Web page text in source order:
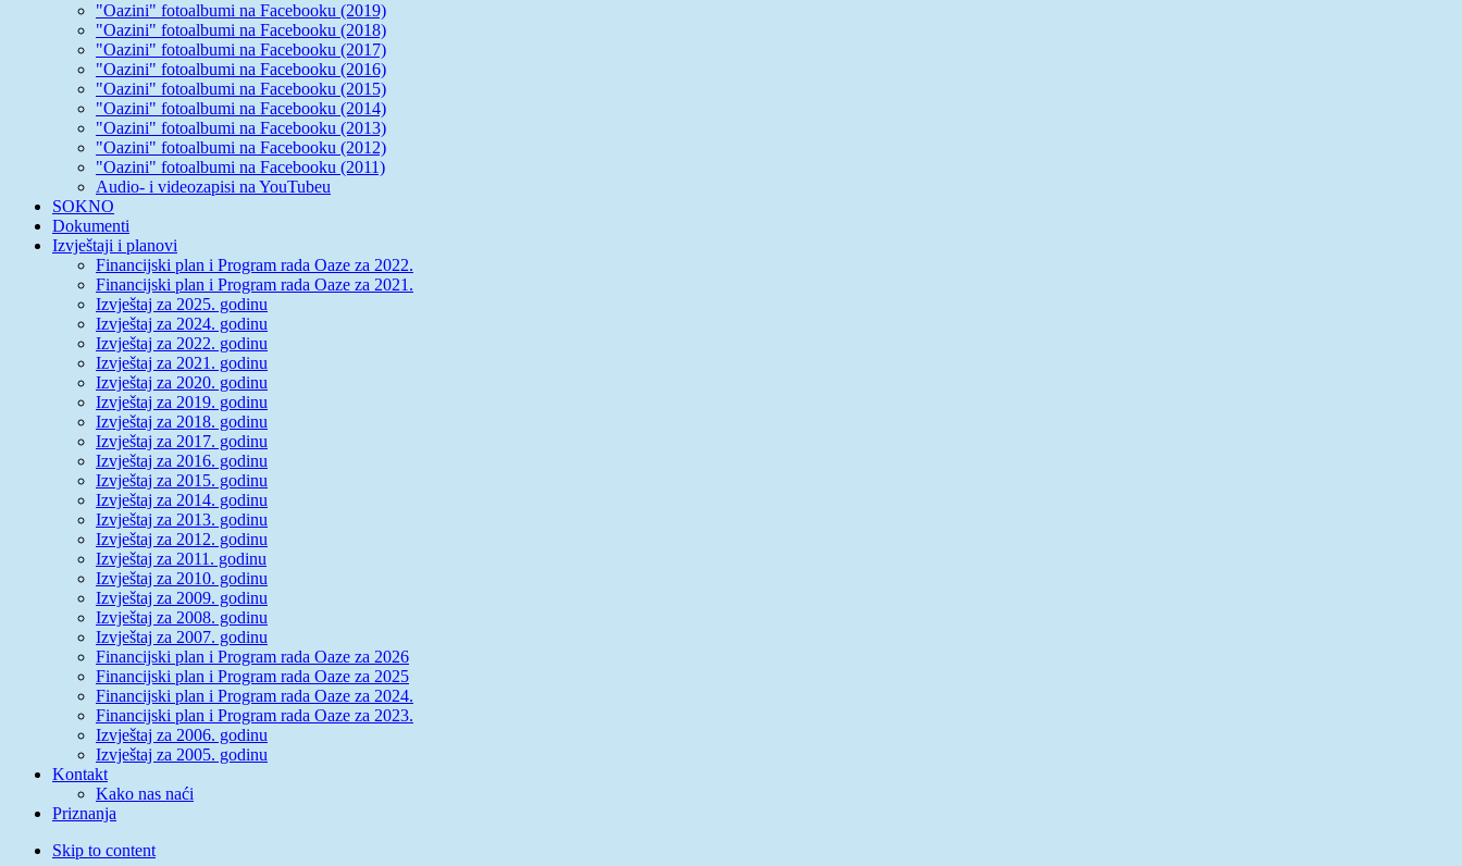
"Oazini" fotoalbumi na Facebooku (2019)
"Oazini" fotoalbumi na Facebooku (2018)
"Oazini" fotoalbumi na Facebooku (2017)
"Oazini" fotoalbumi na Facebooku (2016)
"Oazini" fotoalbumi na Facebooku (2015)
"Oazini" fotoalbumi na Facebooku (2014)
"Oazini" fotoalbumi na Facebooku (2013)
"Oazini" fotoalbumi na Facebooku (2012)
"Oazini" fotoalbumi na Facebooku (2011)
Audio- i videozapisi na YouTubeu
SOKNO
Dokumenti
Izvještaji i planovi
Financijski plan i Program rada Oaze za 2022.
Financijski plan i Program rada Oaze za 2021.
Izvještaj za 2025. godinu
Izvještaj za 2024. godinu
Izvještaj za 2022. godinu
Izvještaj za 2021. godinu
Izvještaj za 2020. godinu
Izvještaj za 2019. godinu
Izvještaj za 2018. godinu
Izvještaj za 2017. godinu
Izvještaj za 2016. godinu
Izvještaj za 2015. godinu
Izvještaj za 2014. godinu
Izvještaj za 2013. godinu
Izvještaj za 2012. godinu
Izvještaj za 2011. godinu
Izvještaj za 2010. godinu
Izvještaj za 2009. godinu
Izvještaj za 2008. godinu
Izvještaj za 2007. godinu
Financijski plan i Program rada Oaze za 2026
Financijski plan i Program rada Oaze za 2025
Financijski plan i Program rada Oaze za 2024.
Financijski plan i Program rada Oaze za 2023.
Izvještaj za 2006. godinu
Izvještaj za 2005. godinu
Kontakt
Kako nas naći
Priznanja
Skip to content